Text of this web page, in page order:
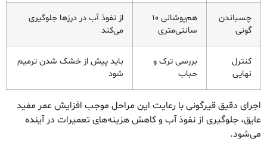
چسباندن
گونی
هم‌پوشانی 10
سانتی‌متری
از نفوذ آب در درزها جلوگیری
می‌کند
کنترل
نهایی
بررسی ترک و
حباب
باید پیش از خشک شدن ترمیم
شود
اجرای دقیق قیرگونی با رعایت این مراحل موجب افزایش عمر مفید
عایق، جلوگیری از نفوذ آب و کاهش هزینه‌های تعمیرات در آینده
می‌شود.